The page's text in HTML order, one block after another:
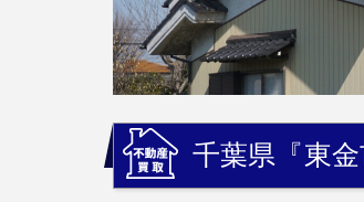
千葉県『東